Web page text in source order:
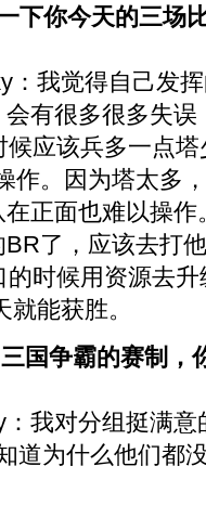
下你今天的三场
我觉得自己发挥
有很多很多失
候应该兵多一点
作。因为塔太多
正面也难以操
了，应该去打
时候用资源去
能获胜。
国争霸的赛制，
对分组挺满意
道为什么他们都